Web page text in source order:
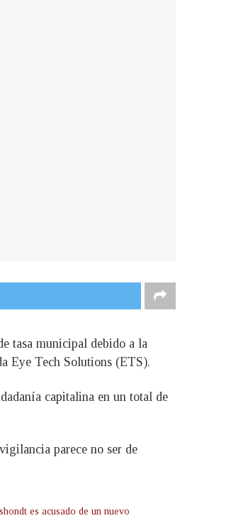
tasa municipal debido a la
Eye Tech Solutions (ETS).
capitalina en un total de
parece no ser de
es acusado de un nuevo